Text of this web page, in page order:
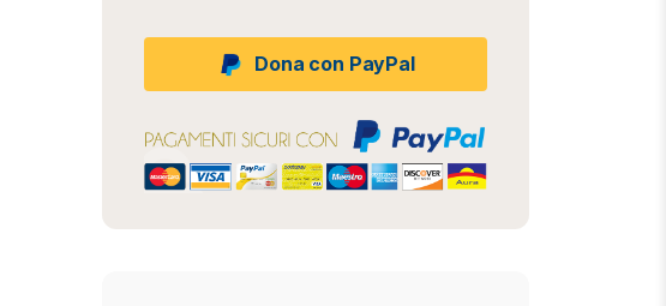
Dona con PayPal